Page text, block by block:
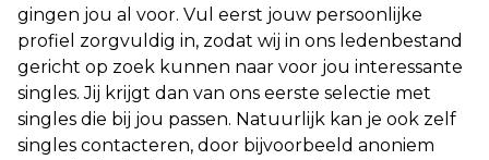
gingen jou al voor. Vul eerst jouw persoonlijke
profiel zorgvuldig in, zodat wij in ons ledenbestand
gericht op zoek kunnen naar voor jou interessante
singles. Jij krijgt dan van ons eerste selectie met
singles die bij jou passen. Natuurlijk kan je ook zelf
singles contacteren, door bijvoorbeeld anoniem